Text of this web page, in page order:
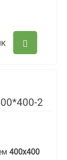
2
400х400